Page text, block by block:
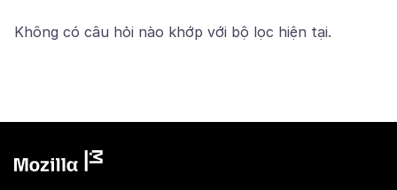
Không có câu hỏi nào khớp với bộ lọc hiện tại.